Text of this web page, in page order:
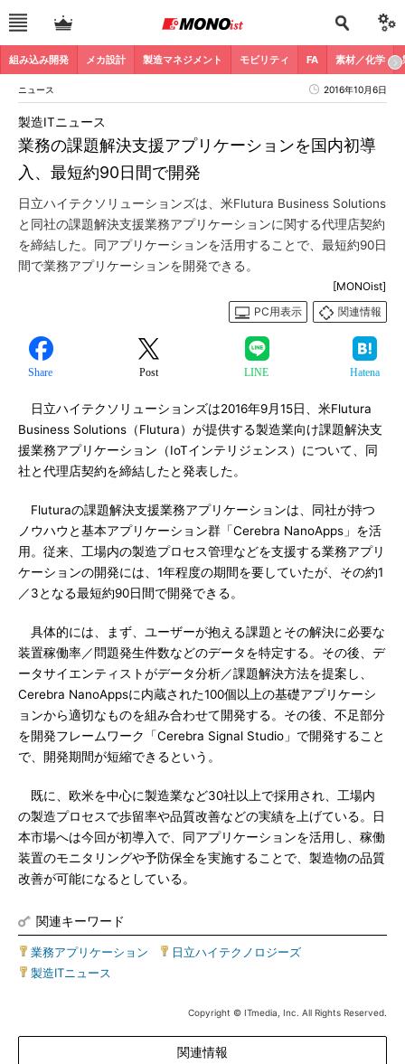
組み込み開発 メカ設計 製造マネジメント モビリティ FA 素材／化学
ニュース 2016年10月6日
業務の課題解決支援アプリケーションを国内初導
入、最短約90日間で開発
製造ITニュース
日立ハイテクソリューションズは、米Flutura Business Solutions
と同社の課題解決支援業務アプリケーションに関する代理店契約
を締結した。同アプリケーションを活用することで、最短約90日
間で業務アプリケーションを開発できる。
[MONOist]
PC用表示
関連情報
Share Post LINE Hatena
日立ハイテクソリューションズは2016年9月15日、米Flutura
Business Solutions（Flutura）が提供する製造業向け課題解決支
援業務アプリケーション（IoTインテリジェンス）について、同
社と代理店契約を締結したと発表した。
Fluturaの課題解決支援業務アプリケーションは、同社が持つ
ノウハウと基本アプリケーション群「Cerebra NanoApps」を活
用。従来、工場内の製造プロセス管理などを支援する業務アプリ
ケーションの開発には、1年程度の期間を要していたが、その約1
／3となる最短約90日間で開発できる。
具体的には、まず、ユーザーが抱える課題とその解決に必要な
装置稼働率／問題発生件数などのデータを特定する。その後、デ
ータサイエンティストがデータ分析／課題解決方法を提案し、
Cerebra NanoAppsに内蔵された100個以上の基礎アプリケーシ
ョンから適切なものを組み合わせて開発する。その後、不足部分
を開発フレームワーク「Cerebra Signal Studio」で開発すること
で、開発期間が短縮できるという。
既に、欧米を中心に製造業など30社以上で採用され、工場内
の製造プロセスで歩留率や品質改善などの実績を上げている。日
本市場へは今回が初導入で、同アプリケーションを活用し、稼働
装置のモニタリングや予防保全を実施することで、製造物の品質
改善が可能になるとしている。
関連キーワード
業務アプリケーション 日立ハイテクノロジーズ
製造ITニュース
Copyright © ITmedia, Inc. All Rights Reserved.
関連情報